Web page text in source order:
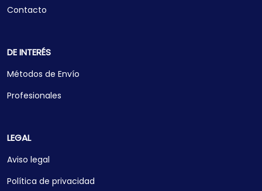
Contacto
DE INTERÉS
Métodos de Envío
Profesionales
LEGAL
Aviso legal
Política de privacidad